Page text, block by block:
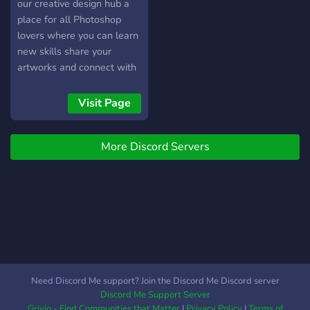
our creative design hub a
place for all Photoshop
lovers where you can learn
new skills share your
artworks and connect with
design 3D art banners
posters flyers and more join
us to grow improve and
showcase your talent in a
friendly community
Visit Page
More Discord Servers
Need Discord Me support? Join the Discord Me Discord server
Discord Me Support Server